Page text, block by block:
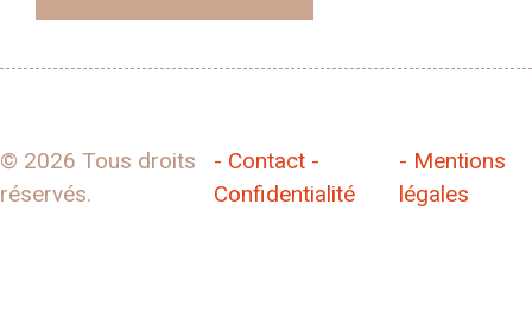
© 2026 Tous droits
réservés.
- Contact -
Confidentialité
- Mentions
légales